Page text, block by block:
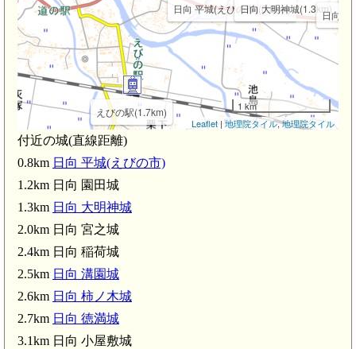
えびの駅(1.7km)
日向 平城(えびの市)(0.8km)
日向 大明神城(1.3km)日向 宮
日向 稲荷城(2.4km)
日向 溝園城(2.5km)
日向 小屋敷城(3.1km)
1 km
Leaflet |地理院タイル,地理院タイル
付近の城(直線距離)
0.8km 日向 平城(えびの市)
1.2km 日向 園田城
1.3km 日向 大明神城
2.0km 日向 宮之城
2.4km 日向 稲荷城
2.5km 日向 溝園城
2.6km 日向 柿ノ木城
2.7km 日向 徳満城
3.1km 日向 小屋敷城